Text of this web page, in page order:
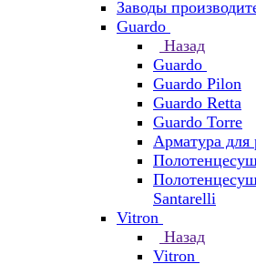
Заводы
Guardo
Назад
Guardo
Guardo Pilon
Guardo Retta
Guardo Torre
Арматура для
Santarelli
Vitron
Назад
Vitron